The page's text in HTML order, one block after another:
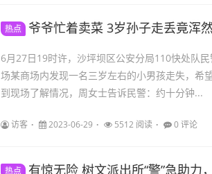
热点 爷爷忙着卖菜 3岁孙子走丢竟浑
6月27日19时许，沙坪坝区公安分局110快处队
场某商场内发现一名三岁左右的小男孩走失，希
到现场了解情况，周女士告诉民警：约十分钟...
访客 2023-06-29 5512 阅读 0 评论
热点 有惊无险 树文派出所“警”急助力